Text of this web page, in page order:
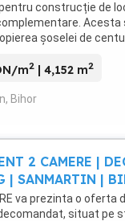
construcție de
Acesta
șoselei de
m2 | 4,152 m2
Bihor
2 CAMERE |
| SANMARTIN |
va prezinta o
situat pe